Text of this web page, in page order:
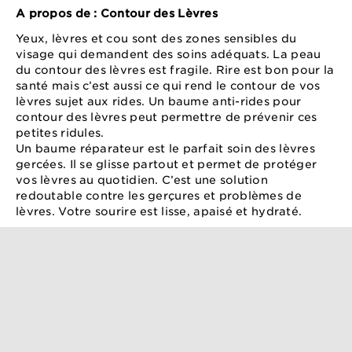
A propos de : Contour des Lèvres
Yeux, lèvres et cou sont des zones sensibles du
visage qui demandent des soins adéquats. La peau
du contour des lèvres est fragile. Rire est bon pour la
santé mais c’est aussi ce qui rend le contour de vos
lèvres sujet aux rides. Un baume anti-rides pour
contour des lèvres peut permettre de prévenir ces
petites ridules.
Un baume réparateur est le parfait soin des lèvres
gercées. Il se glisse partout et permet de protéger
vos lèvres au quotidien. C’est une solution
redoutable contre les gerçures et problèmes de
lèvres. Votre sourire est lisse, apaisé et hydraté.